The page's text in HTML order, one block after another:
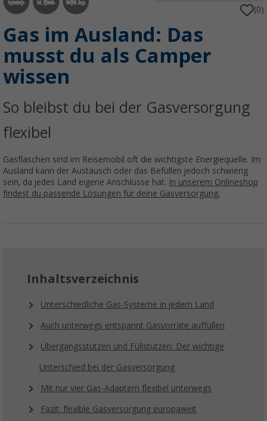
(0)
Gas im Ausland: Das
musst du als Camper
wissen
So bleibst du bei der Gasversorgung
flexibel
Gasflaschen sind im Reisemobil oft die wichtigste Energiequelle. Im
Ausland kann der Austausch oder das Befüllen jedoch schwierig
sein, da jedes Land eigene Anschlüsse hat. In unserem Onlineshop
findest du passende Lösungen für deine Gasversorgung.
Inhaltsverzeichnis
Unterschiedliche Gas-Systeme in jedem Land
Auch unterwegs entspannt Gasvorräte auffüllen
Übergangsstutzen und Füllstutzen: Der wichtige
Unterschied bei der Gasversorgung
Mit nur vier Gas-Adaptern flexibel unterwegs
Fazit: flexible Gasversorgung europaweit